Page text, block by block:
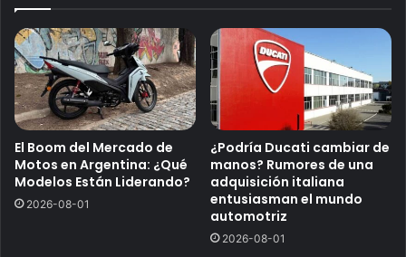
El Boom del Mercado de
Motos en Argentina: ¿Qué
Modelos Están Liderando?
2026-08-01
¿Podría Ducati cambiar de
manos? Rumores de una
adquisición italiana
entusiasman el mundo
automotriz
2026-08-01